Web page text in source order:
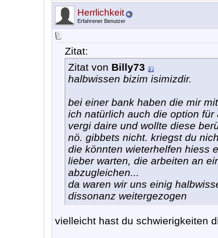
Herrlichkeit
Erfahrener Benutzer
Zitat:
Zitat von Billy73
halbwissen bizim isimizdir.
bei einer bank haben die mir
ich natürlich auch die option
vergi daire und wollte diese
nö. gibbets nicht. kriegst du
die könnten wieterhelfen hiess
lieber warten, die arbeiten an
abzugleichen...
da waren wir uns einig
dissonanz weitergezogen
vielleicht hast du schwierigkeiten